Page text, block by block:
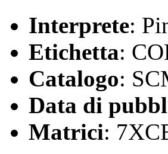
Interprete:
Etichetta:
Catalogo:
Data di
Matrici: